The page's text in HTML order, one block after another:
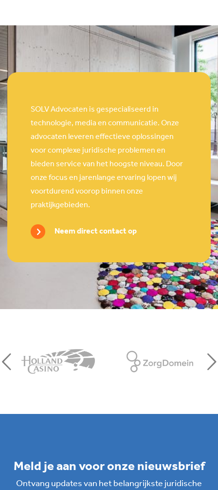
SOLV Advocaten is gespecialiseerd in
technologie, media en communicatie. Onze
advocaten leveren effectieve oplossingen
voor complexe juridische problemen en
bieden service van het hoogste niveau. Door
onze focus en jarenlange ervaring lopen wij
voortdurend voorop binnen onze
praktijkgebieden.
Neem direct contact op
Meld je aan voor onze nieuwsbrief
Ontvang updates van het belangrijkste juridische